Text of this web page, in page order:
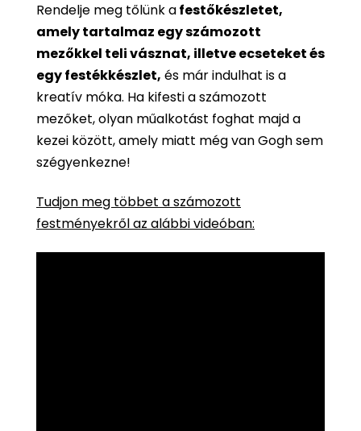
Rendelje meg tőlünk afestőkészletet,
amely tartalmaz egy számozott
mezőkkel teli vásznat, illetve ecseteket és
egy festékkészlet, és már indulhat is a
kreatív móka. Ha kifesti a számozott
mezőket, olyan műalkotást foghat majd a
kezei között, amely miatt még van Gogh sem
szégyenkezne!
Tudjon meg többet a számozott
festményekről az alábbi videóban: